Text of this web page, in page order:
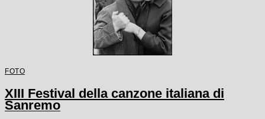
FOTO
XIII Festival della canzone italiana di
Sanremo